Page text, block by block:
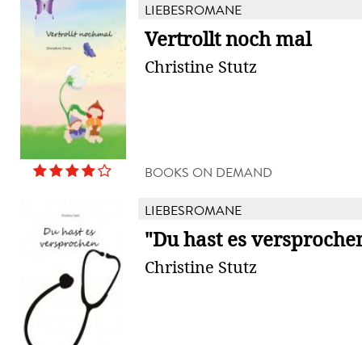
LIEBESROMANE
Vertrollt noch mal
Christine Stutz
BOOKS ON DEMAND
LIEBESROMANE
"Du hast es
Christine Stutz